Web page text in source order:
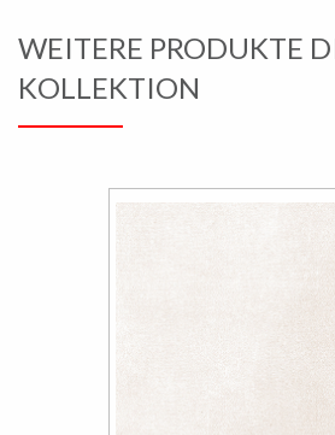
WEITERE PRODUKTE
KOLLEKTION